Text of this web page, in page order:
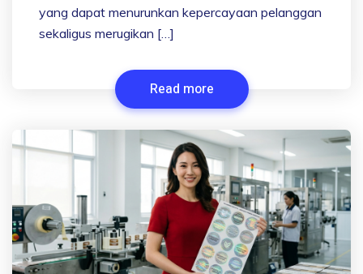
yang dapat menurunkan kepercayaan pelanggan
sekaligus merugikan […]
Read more